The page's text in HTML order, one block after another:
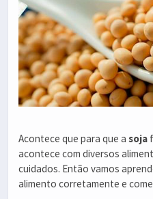
Acontece que para que a soja
acontece com diversos
cuidados. Então vamos
alimento corretamente e